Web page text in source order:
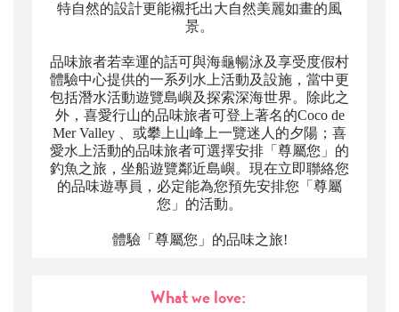
特自然的設計更能襯托出大自然美麗如畫的風
景。
品味旅者若幸運的話可與海龜暢泳及享受度假村
體驗中心提供的一系列水上活動及設施，當中更
包括潛水活動遊覽島嶼及探索深海世界。除此之
外，喜愛行山的品味旅者可登上著名的Coco de
Mer Valley 、或攀上山峰上一覽迷人的夕陽；喜
愛水上活動的品味旅者可選擇安排「尊屬您」的
釣魚之旅，坐船遊覽鄰近島嶼。現在立即聯絡您
的品味遊專員，必定能為您預先安排您「尊屬
您」的活動。
體驗「尊屬您」的品味之旅!
What we love: